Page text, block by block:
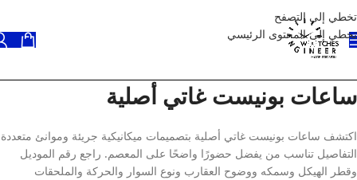
تخطي إلى التصفح
تخطي إلى المحتوى الرئيسي
ساعات بونيست غاتي أصلية
اكتشف ساعات بونيست غاتي أصلية بتصميمات ميكانيكية جريئة وموانئ متعددة
التفاصيل تناسب من يفضل حضورًا واضحًا على المعصم. راجع رقم الموديل
وقطر الهيكل وسمكه ووضوح العقارب ونوع السوار والحركة والملحقات